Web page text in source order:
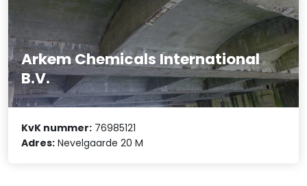
Arkem Chemicals International
B.V.
KvK nummer: 76985121
Adres: Nevelgaarde 20 M